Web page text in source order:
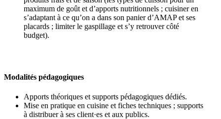
maximum de goût et d’apports nutritionnels ; cuisiner en
s’adaptant à ce qu’on a dans son panier d’AMAP et ses
placards ; limiter le gaspillage et s’y retrouver côté
budget).
Modalités pédagogiques
Apports théoriques et supports pédagogiques dédiés.
Mise en pratique en cuisine et fiches techniques ; supports
à distribuer à ses client·es et aux publics.